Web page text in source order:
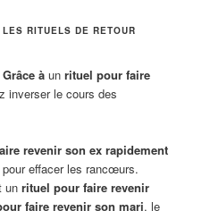
RITUELS DE RETOUR
Grâce à unrituel pour faire
inverser le cours des
revenir son ex rapidement
effacer les rancœurs.
un rituel pour faire revenir
faire revenir son mari, le